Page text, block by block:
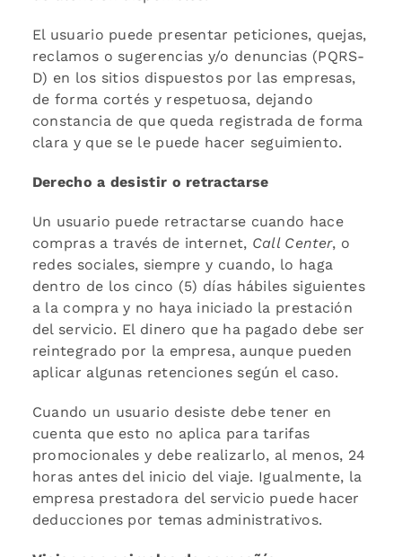
El usuario puede presentar peticiones, quejas,
reclamos o sugerencias y/o denuncias (PQRS-
D) en los sitios dispuestos por las empresas,
de forma cortés y respetuosa, dejando
constancia de que queda registrada de forma
clara y que se le puede hacer seguimiento.
Derecho a desistir o retractarse
Un usuario puede retractarse cuando hace
compras a través de internet, Call Center, o
redes sociales, siempre y cuando, lo haga
dentro de los cinco (5) días hábiles siguientes
a la compra y no haya iniciado la prestación
del servicio. El dinero que ha pagado debe ser
reintegrado por la empresa, aunque pueden
aplicar algunas retenciones según el caso.
Cuando un usuario desiste debe tener en
cuenta que esto no aplica para tarifas
promocionales y debe realizarlo, al menos, 24
horas antes del inicio del viaje. Igualmente, la
empresa prestadora del servicio puede hacer
deducciones por temas administrativos.